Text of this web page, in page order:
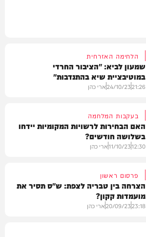
הלחימה האזרחית
שמעון לביא: "הציבור החרדי
במוטיבציית שיא בהתנדבות"
21:26
24/10/23ארי כהן
בעקבות המלחמה
האם הבחירות לרשויות המקומיות יידחו
בשלושה חודשים?
12:30
11/10/23ארי כהן
פרסום ראשון
הצרחה בין טבריה לצפת: ש"ס תסיר את
מועמדות קקון?
23:18
20/09/23ארי כהן